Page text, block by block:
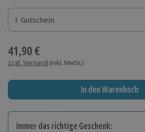
1 Gutschein
1 Gutschein
1 Gutschein
41,90 €
zzgl. Versand (inkl. MwSt.)
In den Warenkorb
Immer das richtige Geschenk: